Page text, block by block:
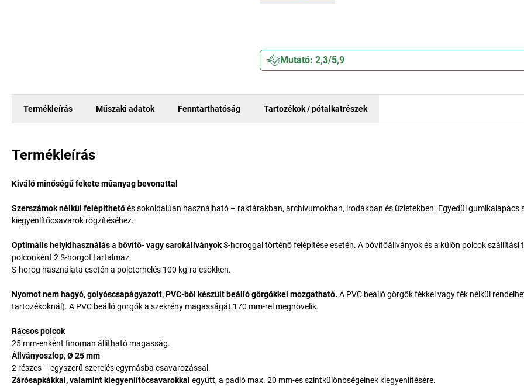
Mutató: 2,3/5,9
Termékleírás Műszaki adatok Fenntarthatóság Tartozékok / pótalkatrészek
Termékleírás
Kiváló minőségű fekete műanyag bevonattal
Szerszámok nélkül felépíthetőés sokoldalúan használható – raktárakban, archívumokban, irodákban és üzletekben. Egyedül gumikalapács
kiegyenlítőcsavarok rögzítéséhez.
Optimális helykihasználása bővítő- vagy sarokállványokS-horoggal történő felépítése esetén. A bővítőállványok és a külön polcok szállítási
polconként 2 S-horgot tartalmaz.
S-horog használata esetén a polcterhelés 100 kg-ra csökken.
Nyomot nem hagyó, golyóscsapágyazott, PVC-ből készült beálló görgőkkel mozgatható. A PVC beálló görgők fékkel vagy fék nélkül
tartozékoknál). A PVC beálló görgők a szekrény magasságát 170 mm-rel megnövelik.
Rácsos polcok
25 mm-enként finoman állítható magasság.
Állványoszlop, Ø 25 mm
2 részes – egyszerű szerelés egymásba csavarozással.
Zárósapkákkal, valamint kiegyenlítőcsavarokkal együtt, a padló max. 20 mm-es szintkülönbségeinek kiegyenlítésére.